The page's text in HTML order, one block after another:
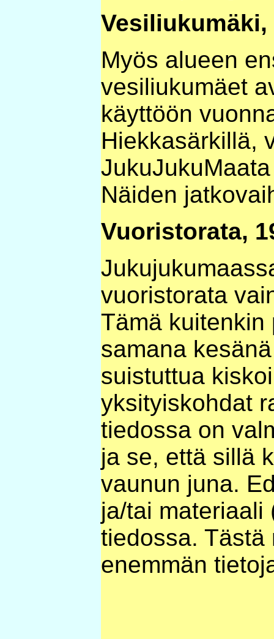
Vesiliukumäki,
Myös alueen
vesiliukumäet
käyttöön
Hiekkasärkillä,
Näiden
Vuoristorata,
vuoristorata
Tämä
samana
suistuttua
yksityiskohdat
tiedossa on
ja se, että sillä
vaunun juna.
ja/tai materiaali
tiedossa. Tästä
enemmän